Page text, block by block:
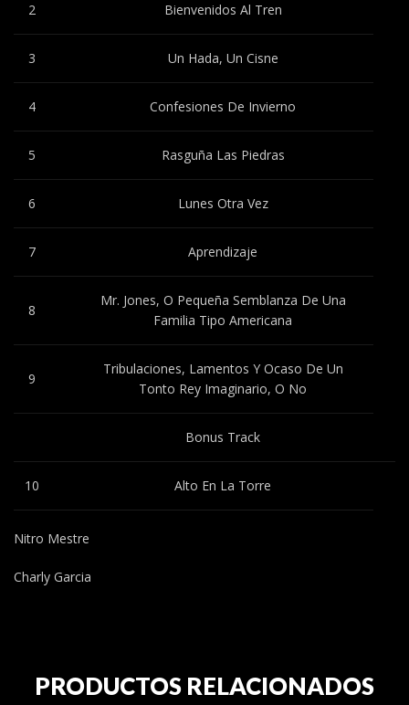
2 Bienvenidos Al Tren
3 Un Hada, Un Cisne
4 Confesiones De Invierno
5 Rasguña Las Piedras
6 Lunes Otra Vez
7 Aprendizaje
8
Mr. Jones, O Pequeña Semblanza De Una
Familia Tipo Americana
9
Tribulaciones, Lamentos Y Ocaso De Un
Tonto Rey Imaginario, O No
Bonus Track
10 Alto En La Torre
Nitro Mestre
Charly Garcia
PRODUCTOS RELACIONADOS